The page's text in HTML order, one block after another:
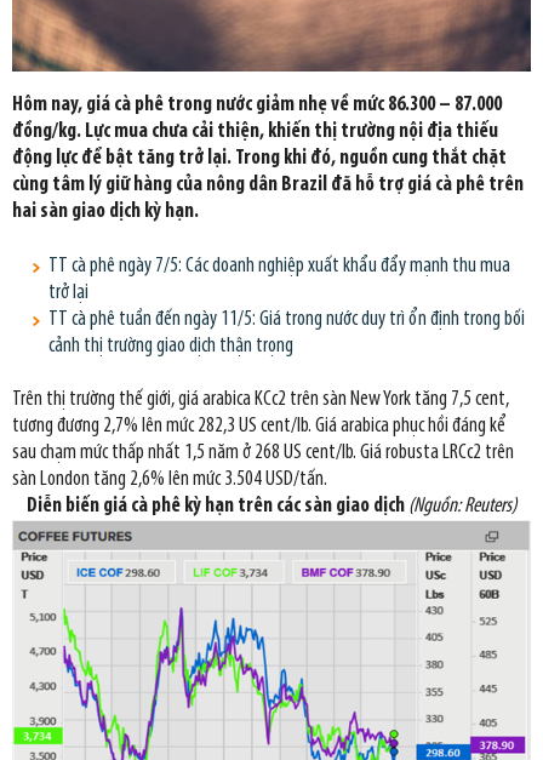
Hôm nay, giá cà phê trong nước giảm nhẹ về mức 86.300 – 87.000
đồng/kg. Lực mua chưa cải thiện, khiến thị trường nội địa thiếu
động lực để bật tăng trở lại. Trong khi đó, nguồn cung thắt chặt
cùng tâm lý giữ hàng của nông dân Brazil đã hỗ trợ giá cà phê trên
hai sàn giao dịch kỳ hạn.
TT cà phê ngày 7/5: Các doanh nghiệp xuất khẩu đẩy mạnh thu mua
trở lại
TT cà phê tuần đến ngày 11/5: Giá trong nước duy trì ổn định trong bối
cảnh thị trường giao dịch thận trọng
Trên thị trường thế giới, giá arabica KCc2 trên sàn New York tăng 7,5 cent,
tương đương 2,7% lên mức 282,3 US cent/lb. Giá arabica phục hồi đáng kể
sau chạm mức thấp nhất 1,5 năm ở 268 US cent/lb. Giá robusta LRCc2 trên
sàn London tăng 2,6% lên mức 3.504 USD/tấn.
Diễn biến giá cà phê kỳ hạn trên các sàn giao dịch (Nguồn: Reuters)